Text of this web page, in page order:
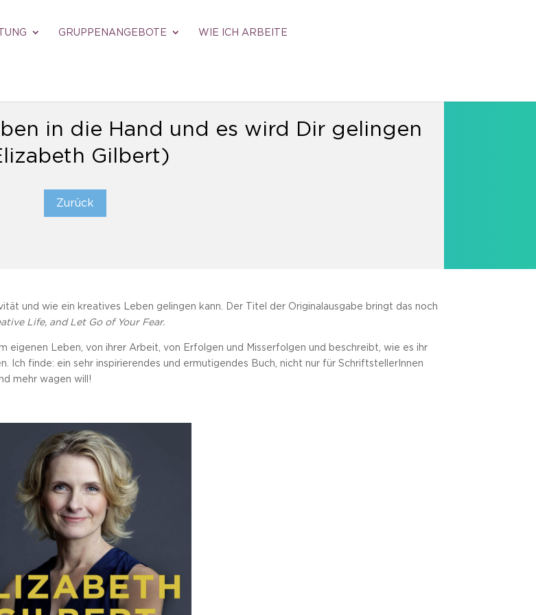
GRUPPENANGEBOTE WIE ICH ARBEITE
in die Hand und es wird Dir gelingen
Gilbert)
Zurück
und wie ein kreatives Leben gelingen kann. Der Titel der Originalausgabe bringt das noch
Life, and Let Go of Your Fear.
eigenen Leben, von ihrer Arbeit, von Erfolgen und Misserfolgen und beschreibt, wie es ihr
Ich finde: ein sehr inspirierendes und ermutigendes Buch, nicht nur für SchriftstellerInnen
mehr wagen will!